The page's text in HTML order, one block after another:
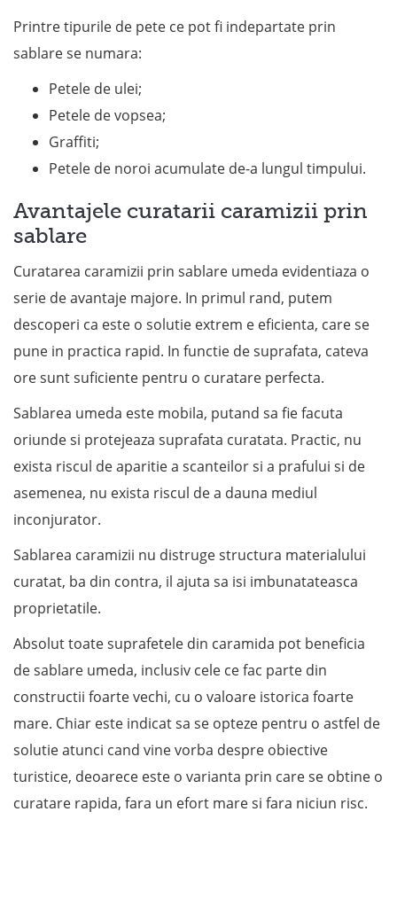
Printre tipurile de pete ce pot fi indepartate prin
sablare se numara:
Petele de ulei;
Petele de vopsea;
Graffiti;
Petele de noroi acumulate de-a lungul timpului.
Avantajele curatarii caramizii prin
sablare
Curatarea caramizii prin sablare umeda evidentiaza o
serie de avantaje majore. In primul rand, putem
descoperi ca este o solutie extrem e eficienta, care se
pune in practica rapid. In functie de suprafata, cateva
ore sunt suficiente pentru o curatare perfecta.
Sablarea umeda este mobila, putand sa fie facuta
oriunde si protejeaza suprafata curatata. Practic, nu
exista riscul de aparitie a scanteilor si a prafului si de
asemenea, nu exista riscul de a dauna mediul
inconjurator.
Sablarea caramizii nu distruge structura materialului
curatat, ba din contra, il ajuta sa isi imbunatateasca
proprietatile.
Absolut toate suprafetele din caramida pot beneficia
de sablare umeda, inclusiv cele ce fac parte din
constructii foarte vechi, cu o valoare istorica foarte
mare. Chiar este indicat sa se opteze pentru o astfel de
solutie atunci cand vine vorba despre obiective
turistice, deoarece este o varianta prin care se obtine o
curatare rapida, fara un efort mare si fara niciun risc.